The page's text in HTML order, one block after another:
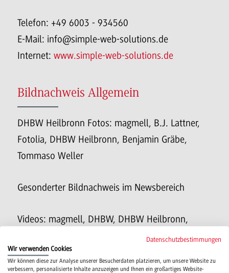
Telefon: +49 6003 - 934560
E-Mail: info@simple-web-solutions.de
Internet: www.simple-web-solutions.de
Bildnachweis Allgemein
DHBW Heilbronn Fotos: magmell, B.J. Lattner,
Fotolia, DHBW Heilbronn, Benjamin Gräbe,
Tommaso Weller
Gesonderter Bildnachweis im Newsbereich
Videos: magmell, DHBW, DHBW Heilbronn,
wissensstadt heilbronn e.V., VeyVey Films GmbH
Datenschutzbestimmungen
Wir verwenden Cookies
Wir können diese zur Analyse unserer Besucherdaten platzieren, um unsere Website zu
verbessern, personalisierte Inhalte anzuzeigen und Ihnen ein großartiges Website-